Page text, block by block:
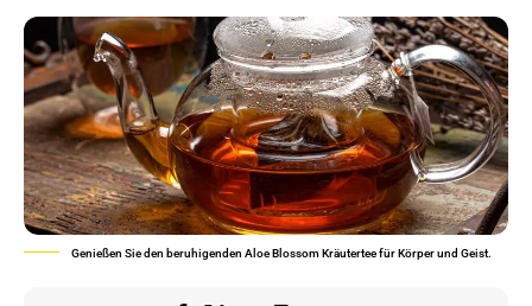
Genießen Sie den beruhigenden Aloe Blossom Kräutertee für Körper und Geist.